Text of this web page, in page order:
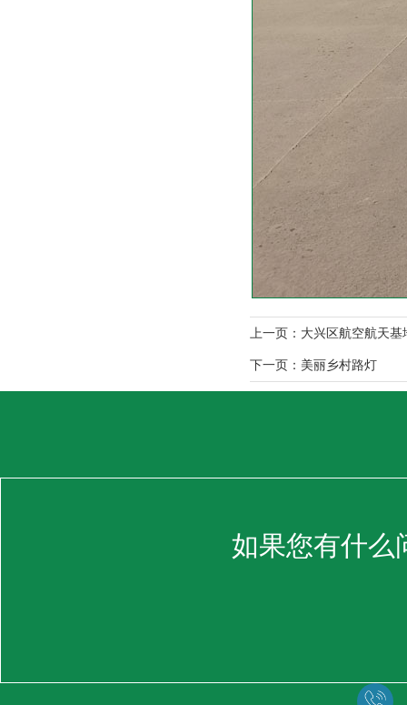
上一页： 大兴区航空航天基
下一页： 美丽乡村路灯
如果您有什么